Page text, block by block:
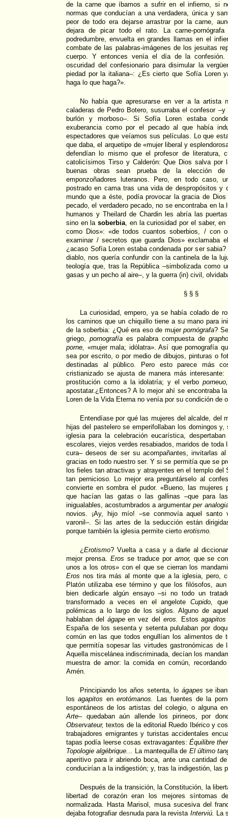
de la carne que íbamos a sufrir en el infierno, si
normas que conducían a una verdadera, única y
peor de todo era dejarse arrastrar por la carne,
dejara de picar todo el rato. La carne-
podredumbre, envuelta en grandes llamas en el
combate de las palabras-imágenes de los jesuitas
cuerpo. Y entonces venía el día de la confesión.
oscuridad del confesionario para disimular la
piedad por la italiana–: ¿Es cierto que Sofía Loren
haga lo que haga?».
No había que apresurarse en ver a la artista
caladeras de Pedro Botero, susurraba el confesor
burlón y morboso–. Si Sofía Loren estaba
exuberancia como por el pecado al que había
espectadores que veíamos sus películas. Lo que
que daba, el arquetipo de «mujer liberal y
defendían lo mismo que el profesor de literatura,
catolicísimos Tirso y Calderón: Que Dios salva por
buenas obras sean prueba de la elección
emponzoñadores luteranos. Pero, en todo caso,
postrado en cama tras una vida de despropósitos y
mundo que a éste, podía provocar la gracia de
pecado, el verdadero pecado, no se encontraba en
humanos y Theilard de Chardin les abría las
sino en lasoberbia, en la curiosidad por el saber,
como Dios»: «de todos cuantos soberbios, / con
examinar / secretos que guarda Dios» exclamaba
¿acaso Sofía Loren estaba condenada por ser
diablo, nos quería confundir con la cantinela de la
teología que, tras la República –simbolizada como
gasas y un pecho al aire–, y la guerra (in) civil,
§ § §
La curiosidad, empero, ya se había colado de
los caminos que un chiquillo tiene a su mano para
de la soberbia: ¿Qué era eso de mujerpornógrafa?
griego, pornografía es palabra compuesta de
porne, «mujer mala; idólatra». Así que pornografía
sea por escrito, o por medio de dibujos, pinturas o
destinadas al público. Pero esto parece más
cristianizado se ajusta de manera más interesante:
prostitución como a la idolatría; y el verbo
apostatar.¿Entonces? A lo mejor ahí se encontraba
Loren de la Vida Eterna no venía por su condición de
Entendíase por qué las mujeres del alcalde, del
hijas del pastelero se emperifollaban los domingos
iglesia para la celebración eucarística,
escolares, viejos verdes resabiados, maridos de
cura– deseos de ser su acompañantes, invitarlas
gracias en todo nuestro ser. Y si se permitía que se
los fieles tan atractivas y atrayentes en el templo del
tan pernicioso. Lo mejor era preguntárselo al
convierte en sombra el pudor. «Bueno, las mujeres
que hacían las gatas o las gallinas –que para
inigualables, acostumbrados a argumentarper
novios. ¡Ay, hijo mío! –se conmovía aquel santo
varonil–. Si las artes de la seducción están
porque también la iglesia permite cierto erotismo.
¿ Erotismo? Vuelta a casa y a darle al
mejor prensa. Eros se traduce por amor, que se
unos a los otros» con el que se cierran los
Eros nos tira más al monte que a la iglesia, pero,
Platón utilizaba ese término y que los filósofos,
bien dedicarle algún ensayo –si no todo un
transformado a veces en el angeloteCupido,
polémicas a lo largo de los siglos. Alguno de
hablaban del ágapeen vez del eros. Estosagapitos
España de los sesenta y setenta pululaban por
común en las que todos engullían los alimentos de
que permitía sopesar las virtudes gastronómicas de
Aquella miscelánea indiscriminada, decían los
muestra de amor: la comida en común,
Amén.
Principiando los años setenta, lo ágapes se
losagapitos enerotómanos.
Las fuentes de la
espontáneos de los artistas del colegio, o alguna
Arte– quedaban aún allende los pirineos, por
Observateur, textos de la editorial Ruedo Ibérico y
trabajadores emigrantes y turistas accidentales
tapas podía leerse cosas extravagantes: Équilibre
Topologie algébrique. .. La mantequilla de El último
aperitivo para ir abriendo boca, ante una cantidad
conducirían a la indigestión; y, tras la indigestión, las
Después de la transición, la Constitución, la
libertad de corazón eran los mejores síntomas
normalizada. Hasta Marisol, musa sucesiva del
dejaba fotografiar desnuda para la revista Interviú. La